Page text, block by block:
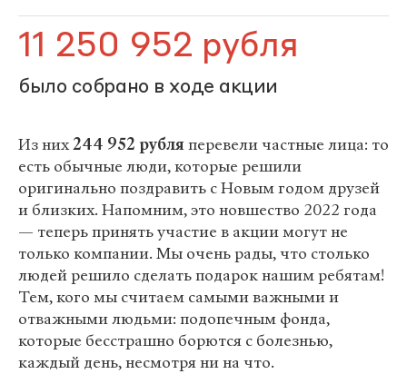
11 250 952 рубля
было собрано в ходе акции
Из них244 952 рубляперевели частные лица: то
есть обычные люди, которые решили
оригинально поздравить с Новым годом друзей
и близких. Напомним, это новшество 2022 года
— теперь принять участие в акции могут не
только компании. Мы очень рады, что столько
людей решило сделать подарок нашим ребятам!
Тем, кого мы считаем самыми важными и
отважными людьми: подопечным фонда,
которые бесстрашно борются с болезнью,
каждый день, несмотря ни на что.